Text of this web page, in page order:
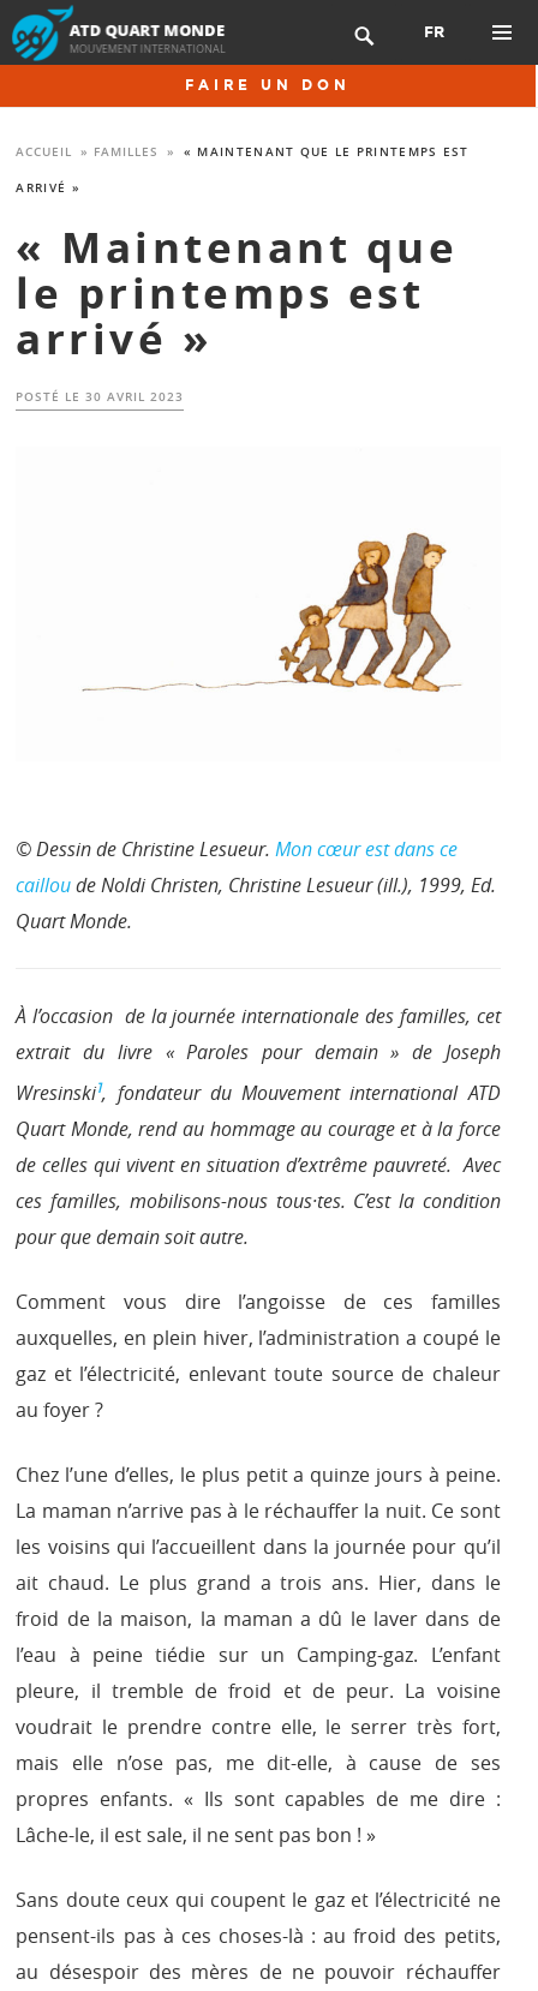
Aller
au
contenu
 FR
FAIRE UN DON
ACCUEIL » FAMILLES » « MAINTENANT QUE LE PRINTEMPS EST
ARRIVÉ »
« Maintenant que
le printemps est
arrivé »
POSTÉ LE30 AVRIL 2023
© Dessin de Christine Lesueur.Mon cœur est dans ce
cailloude Noldi Christen, Christine Lesueur (ill.), 1999, Ed.
Quart Monde.
À l’occasion de la journée internationale des familles, cet
extrait du livre « Paroles pour demain » de Joseph
Wresinski1, fondateur du Mouvement international ATD
Quart Monde, rend au hommage au courage et à la force
de celles qui vivent en situation d’extrême pauvreté. Avec
ces familles, mobilisons-nous tous·tes. C’est la condition
pour que demain soit autre.
Comment vous dire l’angoisse de ces familles
auxquelles, en plein hiver, l’administration a coupé le
gaz et l’électricité, enlevant toute source de chaleur
au foyer ?
Chez l’une d’elles, le plus petit a quinze jours à peine.
La maman n’arrive pas à le réchauffer la nuit. Ce sont
les voisins qui l’accueillent dans la journée pour qu’il
ait chaud. Le plus grand a trois ans. Hier, dans le
froid de la maison, la maman a dû le laver dans de
l’eau à peine tiédie sur un Camping-gaz. L’enfant
pleure, il tremble de froid et de peur. La voisine
voudrait le prendre contre elle, le serrer très fort,
mais elle n’ose pas, me dit-elle, à cause de ses
propres enfants. « Ils sont capables de me dire :
Lâche-le, il est sale, il ne sent pas bon ! »
Sans doute ceux qui coupent le gaz et l’électricité ne
pensent-ils pas à ces choses-là : au froid des petits,
au désespoir des mères de ne pouvoir réchauffer